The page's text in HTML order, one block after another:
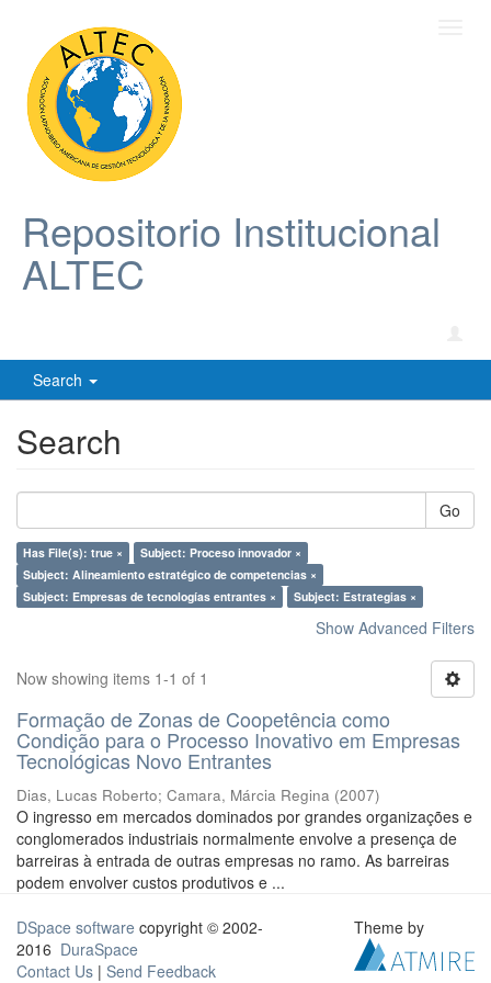
Repositorio Institucional
ALTEC
Search
Search
Go
Has File(s): true ×
Subject: Proceso innovador ×
Subject: Alineamiento estratégico de competencias ×
Subject: Empresas de tecnologías entrantes ×
Subject: Estrategias ×
Show Advanced Filters
Now showing items 1-1 of 1
Formação de Zonas de Coopetência como
Condição para o Processo Inovativo em Empresas
Tecnológicas Novo Entrantes
Dias, Lucas Roberto; Camara, Márcia Regina (2007)
O ingresso em mercados dominados por grandes organizações e
conglomerados industriais normalmente envolve a presença de
barreiras à entrada de outras empresas no ramo. As barreiras
podem envolver custos produtivos e ...
DSpace software copyright © 2002-
2016 DuraSpace
Contact Us | Send Feedback
Theme by